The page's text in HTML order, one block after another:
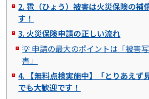
2. 雹（ひょう）被害は火災保険の補
す！
3. 火災保険申請の正しい流れ
💡 申請の最大のポイントは「被害
書」
4. 【無料点検実施中】「とりあえず
でも大歓迎です！